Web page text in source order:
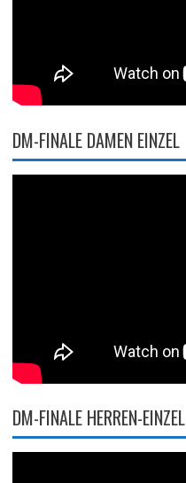
DM-FINALE DAMEN EINZEL
DM-FINALE HERREN-EINZEL